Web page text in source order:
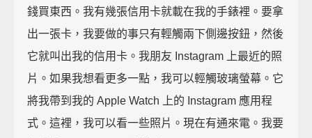
錢買東西。我有幾張信用卡就載在我的手錶裡。要拿
出一張卡，我要做的事只有輕觸兩下側邊按鈕，然後
它就叫出我的信用卡。我朋友 Instagram 上最近的照
片。如果我想看更多一點，我可以輕觸玻璃螢幕。它
將我帶到我的 Apple Watch 上的 Instagram 應用程
式。這裡，我可以看一些照片。現在有通來電。我要